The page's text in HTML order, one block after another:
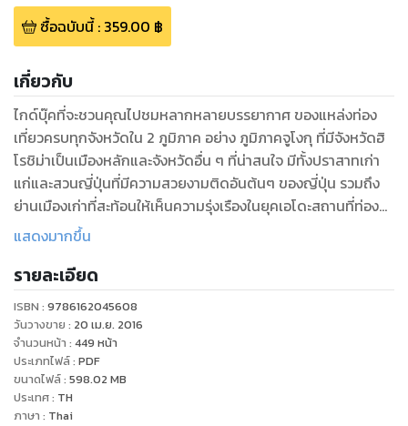
ซื้อฉบับนี้: 359.00 ฿
เกี่ยวกับ
ไกด์บุ๊คที่จะชวนคุณไปชมหลากหลายบรรยากาศ ของแหล่งท่อง
เที่ยวครบทุกจังหวัดใน 2 ภูมิภาค อย่าง ภูมิภาคจูโงกุ ที่มีจังหวัดฮิ
โรชิม่าเป็นเมืองหลักและจังหวัดอื่น ๆ ที่น่าสนใจ มีทั้งปราสาทเก่า
แก่และสวนญี่ปุ่นที่มีความสวยงามติดอันต้นๆ ของญี่ปุ่น รวมถึง
ย่านเมืองเก่าที่สะท้อนให้เห็นความรุ่งเรืองในยุคเอโดะสถานที่ท่อง
เที่ยวทางธรรมชาติทั้ง ภูเขาไฟ ถ้ำและที่ราบสูง ลานหินปูน รวมถึง
สัมผัสด้วยตัวเอง และจะยังจะพาทุกคนไปรู้จักกับ ภูมิภาค ชิโกกุ ที่
มีพื้นที่น้อยสุดหากเทียบกับภูมิภาคอื่นๆ แต่เต็มไปด้วยเรื่องราว
ทางประวัติศาสตร์ วัฒนธรรม เทศกาลงานศิลปะอันทรง คุณค่า
มากมาย โดยเฉพาะจังหวัดโคจิซึ่งในอดีตคือที่ตั้งของแคว้นโคสะ
ดินแดนกำเนิดของท่านซากาโมโตะ เรียวมะและเหล่าซามูไร รวมถึง
เมืองมัตสึยามะอันเป็นที่ตั้งของปราสาทสวยสมัยเอโดะ และออน
เซ็นเก่าแก่ที่สุดของญี่ปุ่น ที่รอให้คุณไปสัมผัส รับรองว่าจะไม่ผิด
แสดงมากขึ้น
รายละเอียด
ISBN : 9786162045608
วันวางขาย : 20 เม.ย. 2016
จำนวนหน้า : 449 หน้า
ประเภทไฟล์: PDF
ขนาดไฟล์: 598.02 MB
ประเทศ: TH
ภาษา : Thai